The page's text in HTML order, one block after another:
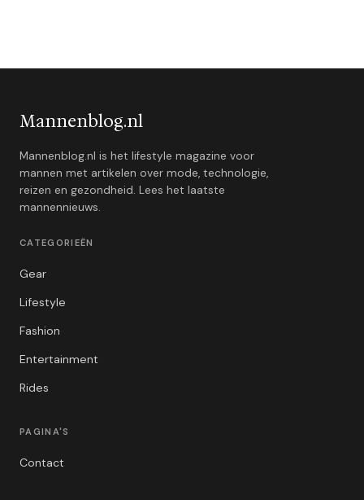
Mannenblog.nl
Mannenblog.nl is het lifestyle magazine voor
mannen met artikelen over mode, technologie,
reizen en gezondheid. Lees het laatste
mannennieuws.
CATEGORIEËN
Gear
Lifestyle
Fashion
Entertainment
Rides
PAGINA'S
Contact